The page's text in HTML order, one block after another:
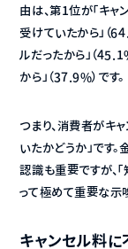
由は、第1位が「キャ
受けていたから」（
ルだったから」（
から」（37.9%）です。
つまり、消費者がキ
いたかどうか」です
認識も重要ですが、
って極めて重要な示
キャンセル料に